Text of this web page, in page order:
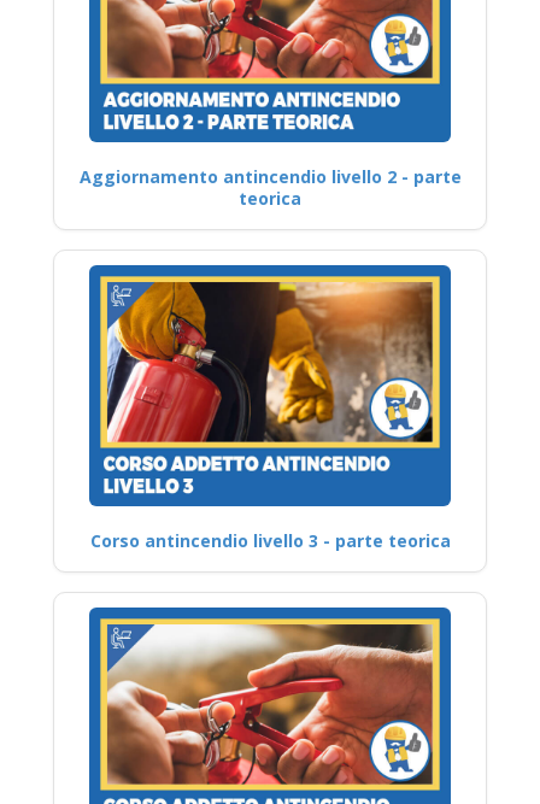
Aggiornamento antincendio livello 2 - parte
teorica
Corso antincendio livello 3 - parte teorica